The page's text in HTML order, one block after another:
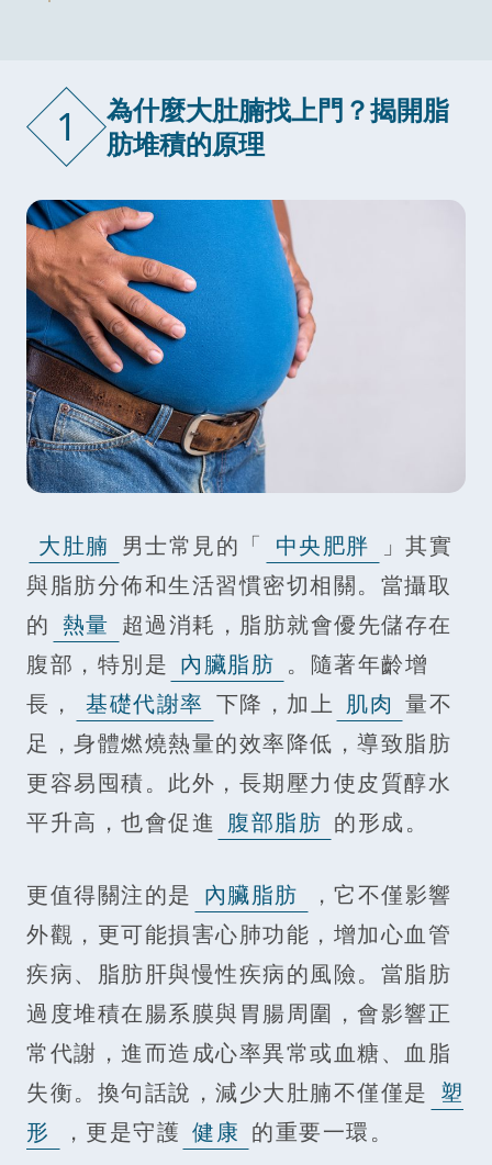
1
為什麼大肚腩找上門？揭開脂
肪堆積的原理
大肚腩 男士常見的「 中央肥胖
」其實
與脂肪分佈和生活習慣密切相關。當攝取
的 熱量 超過消耗，脂肪就會優先儲存在
腹部，特別是 內臟脂肪 。隨著年齡增
長，
基礎代謝率 下降，加上 肌肉 量不
足，身體燃燒熱量的效率降低，導致脂肪
更容易囤積。此外，長期壓力使皮質醇水
平升高，也會促進 腹部脂肪 的形成。
更值得關注的是 內臟脂肪
，它不僅影響
外觀，更可能損害心肺功能，增加心血管
疾病、脂肪肝與慢性疾病的風險。當脂肪
過度堆積在腸系膜與胃腸周圍，會影響正
常代謝，進而造成心率異常或血糖、血脂
失衡。換句話說，減少大肚腩不僅僅是 塑
形
，更是守護 健康 的重要一環。